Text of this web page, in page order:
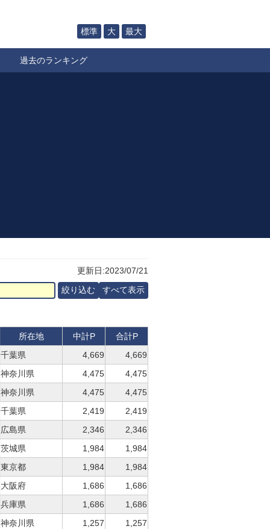
標準 大 最大
過去のランキング
更新日:2023/07/21
所在地 中計P
合計P
千葉県 4,669
4,669
神奈川県 4,475
4,475
神奈川県 4,475
4,475
千葉県 2,419
2,419
広島県 2,346
2,346
茨城県 1,984
1,984
東京都 1,984
1,984
大阪府 1,686
1,686
兵庫県 1,686
1,686
神奈川県 1,257
1,257